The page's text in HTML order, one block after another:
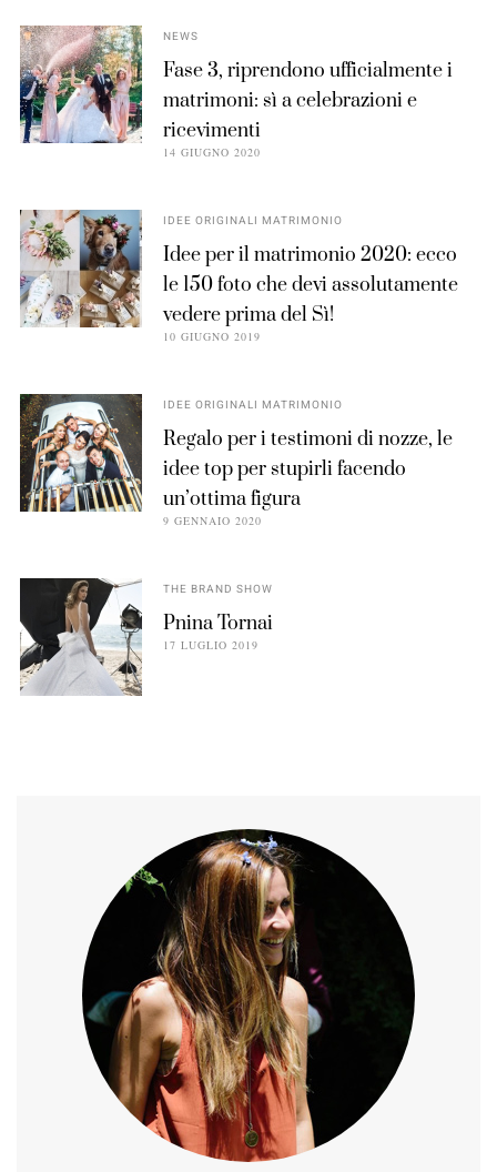
NEWS
Fase 3, riprendono ufficialmente i
matrimoni: sì a celebrazioni e
ricevimenti
14 GIUGNO 2020
IDEE ORIGINALI MATRIMONIO
Idee per il matrimonio 2020: ecco
le 150 foto che devi assolutamente
vedere prima del Sì!
10 GIUGNO 2019
IDEE ORIGINALI MATRIMONIO
Regalo per i testimoni di nozze, le
idee top per stupirli facendo
un’ottima figura
9 GENNAIO 2020
THE BRAND SHOW
Pnina Tornai
17 LUGLIO 2019